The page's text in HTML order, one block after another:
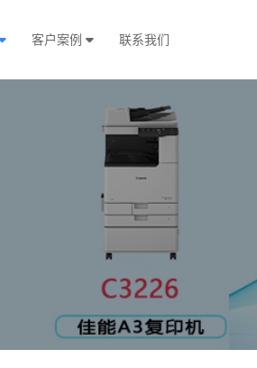
客户案例 联系我们